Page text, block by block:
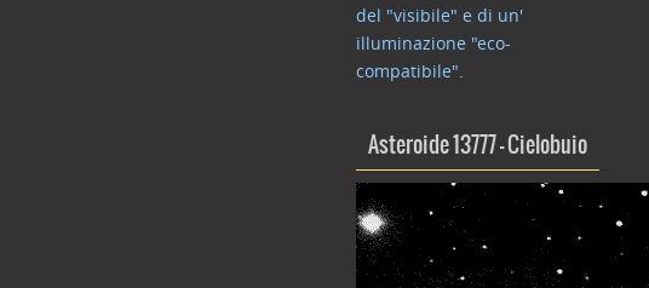
del "visibile" e di un'
illuminazione "eco-
compatibile".
Asteroide 13777 – Cielobuio